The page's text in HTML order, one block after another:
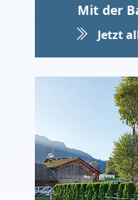
Mit der
Jetzt